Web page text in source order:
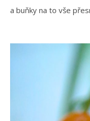
a buňky na to vše